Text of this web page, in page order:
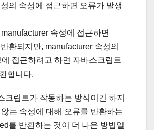
의 속성에 접근하면 오류가 발생
속성에 접근하면
환되지만, manufacturer 속성의
접근하려고 하면 자바스크립트
합니다.
크립트가 작동하는 방식이긴 하지
는 속성에 대해 오류를 반환하는
를 반환하는 것이 더 나은 방법일